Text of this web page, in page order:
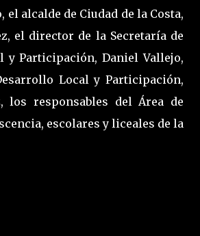
el alcalde de Ciudad de la Costa,
el director de la Secretaría de
y Participación, Daniel Vallejo,
Local y Participación,
los responsables del Área de
escolares y liceales de la